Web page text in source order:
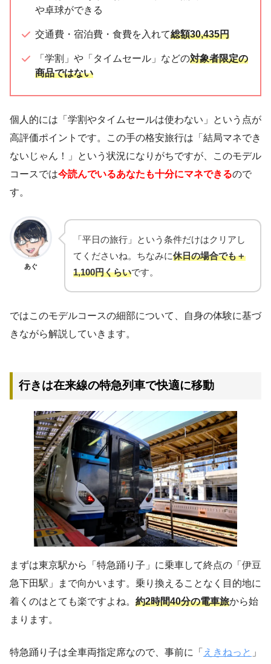
や卓球ができる
交通費・宿泊費・食費を入れて総額30,435円
「学割」や「タイムセール」などの対象者限定の
商品ではない
個人的には「学割やタイムセールは使わない」という点が
高評価ポイントです。この手の格安旅行は「結局マネでき
ないじゃん！」という状況になりがちですが、このモデル
コースでは今読んでいるあなたも十分にマネできるので
す。
あぐ
「平日の旅行」という条件だけはクリアし
てくださいね。ちなみに休日の場合でも＋
1,100円くらいです。
ではこのモデルコースの細部について、自身の体験に基づ
きながら解説していきます。
行きは在来線の特急列車で快適に移動
まずは東京駅から「特急踊り子」に乗車して終点の「伊豆
急下田駅」まで向かいます。乗り換えることなく目的地に
着くのはとても楽ですよね。 約2時間40分の電車旅から始
まります。
特急踊り子は全車両指定席なので、事前に「 えきねっと 」